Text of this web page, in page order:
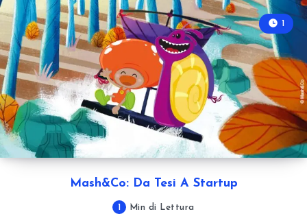
Mash&Co: Da Tesi A Startup
1
1 Min di Lettura